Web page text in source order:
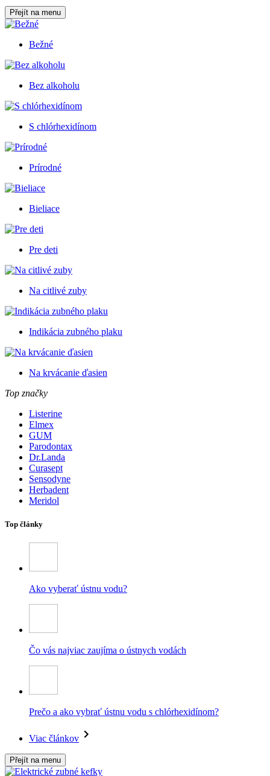
Přejít na menu
Bežné
Bez alkoholu
S chlórhexidínom
Prírodné
Bieliace
Pre deti
Na citlivé zuby
Indikácia zubného plaku
Na krvácanie ďasien
Top značky
Listerine
Elmex
GUM
Parodontax
Dr.Landa
Curasept
Sensodyne
Herbadent
Meridol
Top články
Ako vyberať ústnu vodu?
Čo vás najviac zaujíma o ústnych vodách
Prečo a ako vybrať ústnu vodu s chlórhexidínom?
Viac článkov
Přejít na menu